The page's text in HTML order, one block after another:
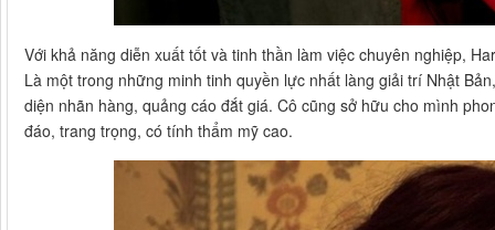
Với khả năng diễn xuất tốt và tinh thần làm việc chuyên nghiệp,
Là một trong những minh tinh quyền lực nhất làng giải trí Nhật
diện nhãn hàng, quảng cáo đắt giá. Cô cũng sở hữu cho mình
đáo, trang trọng, có tính thẩm mỹ cao.